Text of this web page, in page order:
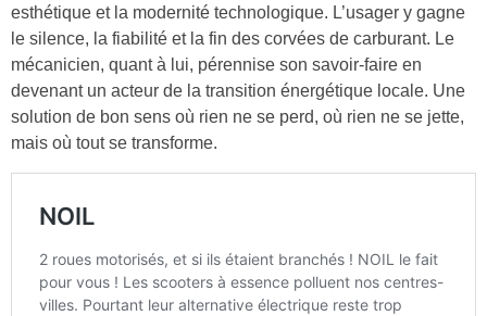
esthétique et la modernité technologique. L’usager y gagne
le silence, la fiabilité et la fin des corvées de carburant. Le
mécanicien, quant à lui, pérennise son savoir-faire en
devenant un acteur de la transition énergétique locale. Une
solution de bon sens où rien ne se perd, où rien ne se jette,
mais où tout se transforme.